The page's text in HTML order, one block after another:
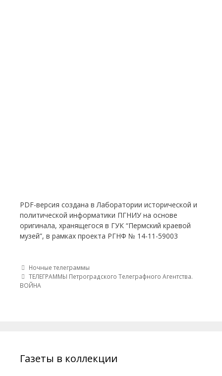
PDF-версия создана в Лаборатории исторической и
политической информатики ПГНИУ на основе
оригинала, хранящегося в ГУК “Пермский краевой
музей”, в рамках проекта РГНФ № 14-11-59003
Post navigation
Ночные телеграммы
ТЕЛЕГРАММЫ Петроградского Телеграфного Агентства.
ВОЙНА
Газеты в коллекции